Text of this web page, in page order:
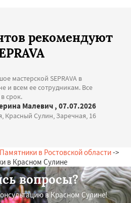
рекомендуют
мастерской SEPRAVA в
и всем ее сотрудникам. Все
срок.
Малевич , 07.07.2026
Красный Сулин, Заречная, 16
Памятники в Ростовской области->
в Красном Сулине
вопросы?
в Красном Сулине!